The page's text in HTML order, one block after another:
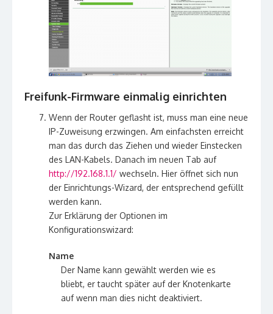
Freifunk-Firmware einmalig einrichten
Wenn der Router geflasht ist, muss man eine neue
IP-Zuweisung erzwingen. Am einfachsten erreicht
man das durch das Ziehen und wieder Einstecken
des LAN-Kabels. Danach im neuen Tab auf
http://192.168.1.1/ wechseln. Hier öffnet sich nun
der Einrichtungs-Wizard, der entsprechend gefüllt
werden kann.
Zur Erklärung der Optionen im
Konfigurationswizard:
Name
Der Name kann gewählt werden wie es
bliebt, er taucht später auf der Knotenkarte
auf wenn man dies nicht deaktiviert.